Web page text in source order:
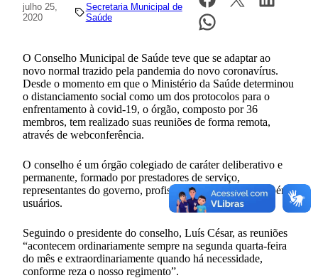
julho 25,
2020
Secretaria Municipal de
Saúde
O Conselho Municipal de Saúde teve que se adaptar ao
novo normal trazido pela pandemia do novo coronavírus.
Desde o momento em que o Ministério da Saúde determinou
o distanciamento social como um dos protocolos para o
enfrentamento à covid-19, o órgão, composto por 36
membros, tem realizado suas reuniões de forma remota,
através de webconferência.
O conselho é um órgão colegiado de caráter deliberativo e
permanente, formado por prestadores de serviço,
representantes do governo, profissionais da saúde e também
usuários.
Seguindo o presidente do conselho, Luís César, as reuniões
“acontecem ordinariamente sempre na segunda quarta-feira
do mês e extraordinariamente quando há necessidade,
conforme reza o nosso regimento”.